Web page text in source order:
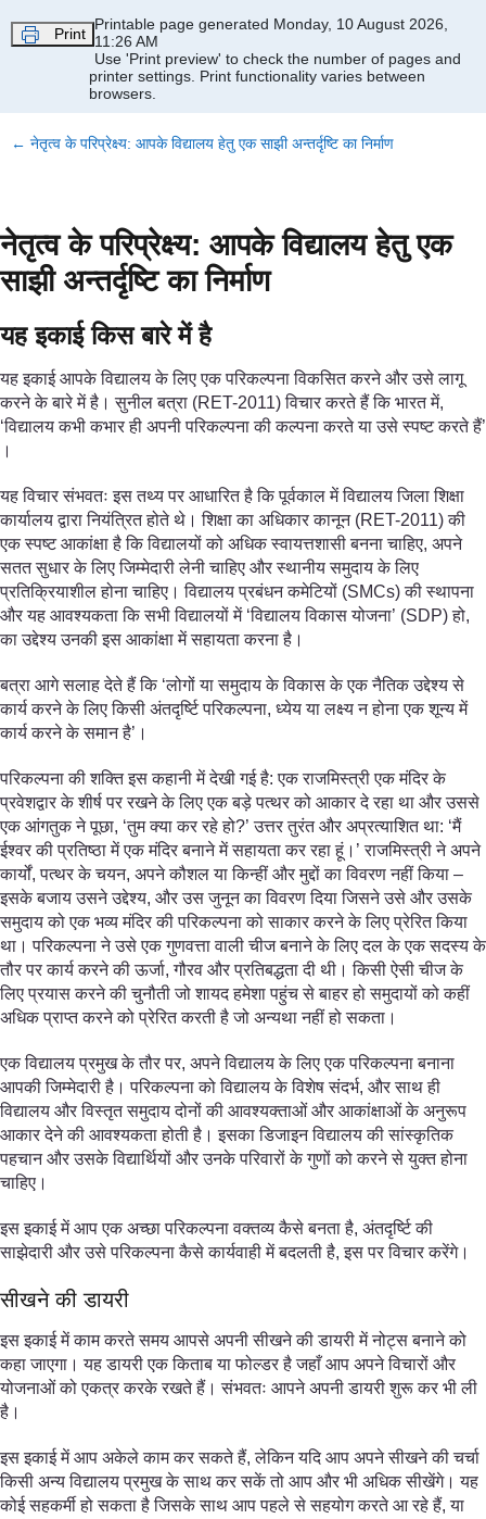
Print
Printable page generated Monday, 10 August 2026,
11:26 AM
Use 'Print preview' to check the number of pages and
printer settings. Print functionality varies between
browsers.
← नेतृत्व के परिप्रेक्ष्य: आपके विद्यालय हेतु एक साझी अन्तर्दृष्टि का निर्माण
नेतृत्व के परिप्रेक्ष्य: आपके विद्यालय हेतु एक
साझी अन्तर्दृष्टि का निर्माण
यह इकाई किस बारे में है
यह इकाई आपके विद्यालय के लिए एक परिकल्पना विकसित करने और उसे लागू
करने के बारे में है। सुनील बत्रा (RET-2011) विचार करते हैं कि भारत में,
‘विद्यालय कभी कभार ही अपनी परिकल्पना की कल्पना करते या उसे स्पष्ट करते हैं’
।
यह विचार संभवतः इस तथ्य पर आधारित है कि पूर्वकाल में विद्यालय जिला शिक्षा
कार्यालय द्वारा नियंत्रित होते थे। शिक्षा का अधिकार कानून (RET-2011) की
एक स्पष्ट आकांक्षा है कि विद्यालयों को अधिक स्वायत्तशासी बनना चाहिए, अपने
सतत सुधार के लिए जिम्मेदारी लेनी चाहिए और स्थानीय समुदाय के लिए
प्रतिक्रियाशील होना चाहिए। विद्यालय प्रबंधन कमेटियों (SMCs) की स्थापना
और यह आवश्यकता कि सभी विद्यालयों में ‘विद्यालय विकास योजना’ (SDP) हो,
का उद्देश्य उनकी इस आकांक्षा में सहायता करना है।
बत्रा आगे सलाह देते हैं कि ‘लोगों या समुदाय के विकास के एक नैतिक उद्देश्य से
कार्य करने के लिए किसी अंतदृर्ष्टि परिकल्पना, ध्येय या लक्ष्य न होना एक शून्य में
कार्य करने के समान है’।
परिकल्पना की शक्ति इस कहानी में देखी गई है: एक राजमिस्त्री एक मंदिर के
प्रवेशद्वार के शीर्ष पर रखने के लिए एक बड़े पत्थर को आकार दे रहा था और उससे
एक आंगतुक ने पूछा, ‘तुम क्या कर रहे हो?’ उत्तर तुरंत और अप्रत्याशित था: ‘मैं
ईश्वर की प्रतिष्ठा में एक मंदिर बनाने में सहायता कर रहा हूं।’ राजमिस्त्री ने अपने
कार्यों, पत्थर के चयन, अपने कौशल या किन्हीं और मुद्दों का विवरण नहीं किया –
इसके बजाय उसने उद्देश्य, और उस जुनून का विवरण दिया जिसने उसे और उसके
समुदाय को एक भव्य मंदिर की परिकल्पना को साकार करने के लिए प्रेरित किया
था। परिकल्पना ने उसे एक गुणवत्ता वाली चीज बनाने के लिए दल के एक सदस्य के
तौर पर कार्य करने की ऊर्जा, गौरव और प्रतिबद्धता दी थी। किसी ऐसी चीज के
लिए प्रयास करने की चुनौती जो शायद हमेशा पहुंच से बाहर हो समुदायों को कहीं
अधिक प्राप्त करने को प्रेरित करती है जो अन्यथा नहीं हो सकता।
एक विद्यालय प्रमुख के तौर पर, अपने विद्यालय के लिए एक परिकल्पना बनाना
आपकी जिम्मेदारी है। परिकल्पना को विद्यालय के विशेष संदर्भ, और साथ ही
विद्यालय और विस्तृत समुदाय दोनों की आवश्यक्ताओं और आकांक्षाओं के अनुरूप
आकार देने की आवश्यकता होती है। इसका डिजाइन विद्यालय की सांस्कृतिक
पहचान और उसके विद्यार्थियों और उनके परिवारों के गुणों को करने से युक्त होना
चाहिए।
इस इकाई में आप एक अच्छा परिकल्पना वक्तव्य कैसे बनता है, अंतदृर्ष्टि की
साझेदारी और उसे परिकल्पना कैसे कार्यवाही में बदलती है, इस पर विचार करेंगे।
सीखने की डायरी
इस इकाई में काम करते समय आपसे अपनी सीखने की डायरी में नोट्स बनाने को
कहा जाएगा। यह डायरी एक किताब या फोल्डर है जहाँ आप अपने विचारों और
योजनाओं को एकत्र करके रखते हैं। संभवतः आपने अपनी डायरी शुरू कर भी ली
है।
इस इकाई में आप अकेले काम कर सकते हैं, लेकिन यदि आप अपने सीखने की चर्चा
किसी अन्य विद्यालय प्रमुख के साथ कर सकें तो आप और भी अधिक सीखेंगे। यह
कोई सहकर्मी हो सकता है जिसके साथ आप पहले से सहयोग करते आ रहे हैं, या